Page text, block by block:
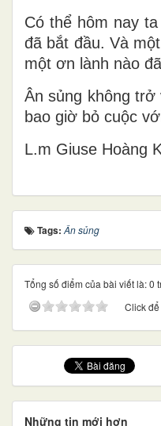
Có thể hôm nay
đã bắt đầu. Và
một ơn lành nào
Ân sủng không
bao giờ bỏ cuộc
L.m Giuse Hoàng
Tags:Ân sủng
Tổng số điểm của bài viết là: 0
Click
Những tin mới hơn